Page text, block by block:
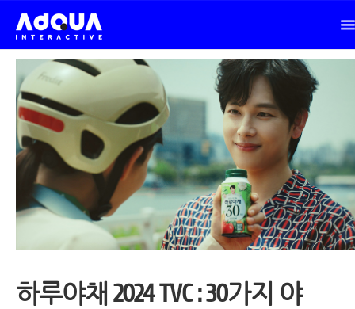
하루야채 2024 TVC : 30가지 야